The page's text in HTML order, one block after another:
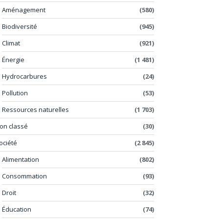
Aménagement
(580)
Biodiversité
(945)
Climat
(921)
Énergie
(1 481)
Hydrocarbures
(24)
Pollution
(53)
Ressources naturelles
(1 703)
classé
(30)
(2 845)
Alimentation
(802)
Consommation
(93)
Droit
(32)
Éducation
(74)